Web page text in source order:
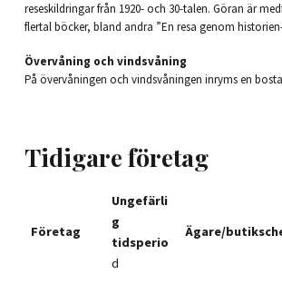
reseskildringar från 1920- och 30-talen. Göran är
flertal böcker, bland andra ”En resa genom
Övervåning och vindsvåning
På övervåningen och vindsvåningen inryms en
Tidigare företag
Företag
Ungefärli
g
tidsperio
d
Ägare/